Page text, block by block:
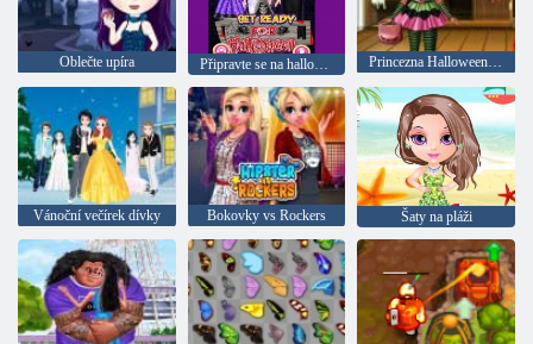
Oblečte upíra Připravte se na halloween Princezna Halloween Party
Vánoční večírek dívky Bokovky vs Rockers Šaty na pláži